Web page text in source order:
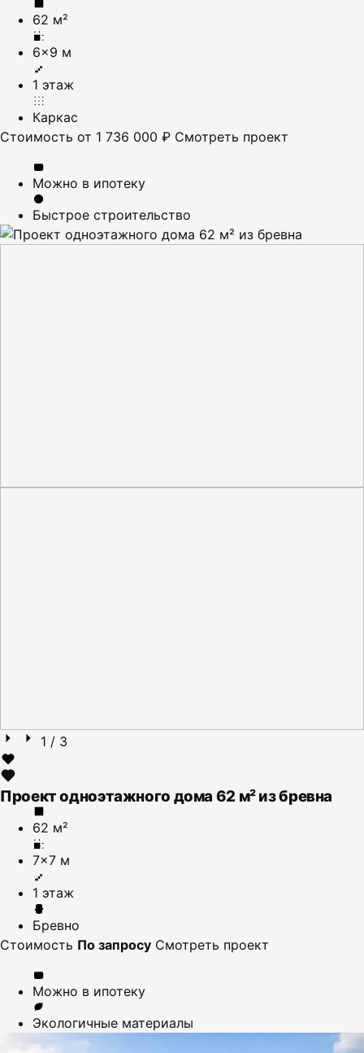
62 м²
6×9 м
1 этаж
Каркас
Стоимость от 1 736 000 ₽ Смотреть проект
Можно в ипотеку
Быстрое строительство
1 / 3
Проект одноэтажного дома 62 м² из бревна
62 м²
7×7 м
1 этаж
Бревно
Стоимость По запросу Смотреть проект
Можно в ипотеку
Экологичные материалы